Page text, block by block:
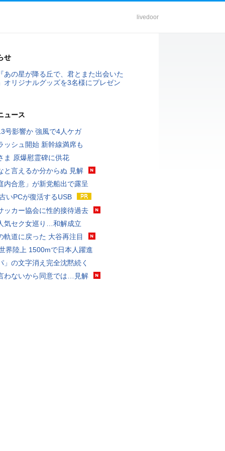
livedoor
せ
あの星が降る丘で、君とまた出会いた
オリジナルグッズを3名様にプレゼン
ュース
号影響か 強風で4人ケガ
ッシュ開始 新幹線満席も
ま 原爆慰霊碑に供花
と言えるか分からぬ 見解
内合意」が新党船出で露呈
いPCが復活するUSB
ッカー協会に性的接待過去
気セク女巡り…和解成立
軌道に戻った 大谷再注目
界陸上 1500mで日本人躍進
」の文字消え完全沈黙続く
わないから同意では…見解